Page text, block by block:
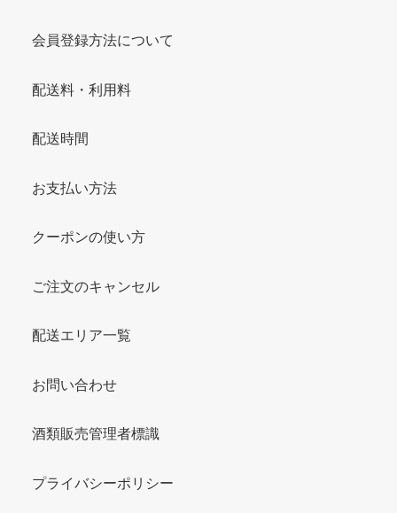
会員登録方法について
配送料・利用料
配送時間
お支払い方法
クーポンの使い方
ご注文のキャンセル
配送エリア一覧
お問い合わせ
酒類販売管理者標識
プライバシーポリシー